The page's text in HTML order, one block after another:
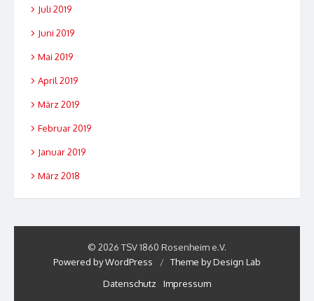
Juli 2019
Juni 2019
Mai 2019
April 2019
März 2019
Februar 2019
Januar 2019
März 2018
© 2026 TSV 1860 Rosenheim e.V.
Powered by WordPress
/ Theme by Design Lab
Datenschutz
Impressum